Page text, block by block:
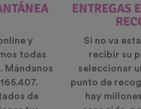
y
todas
Mándanos
de
ENTREGAS
Si no va
recibir su
seleccionar
punto de
hay